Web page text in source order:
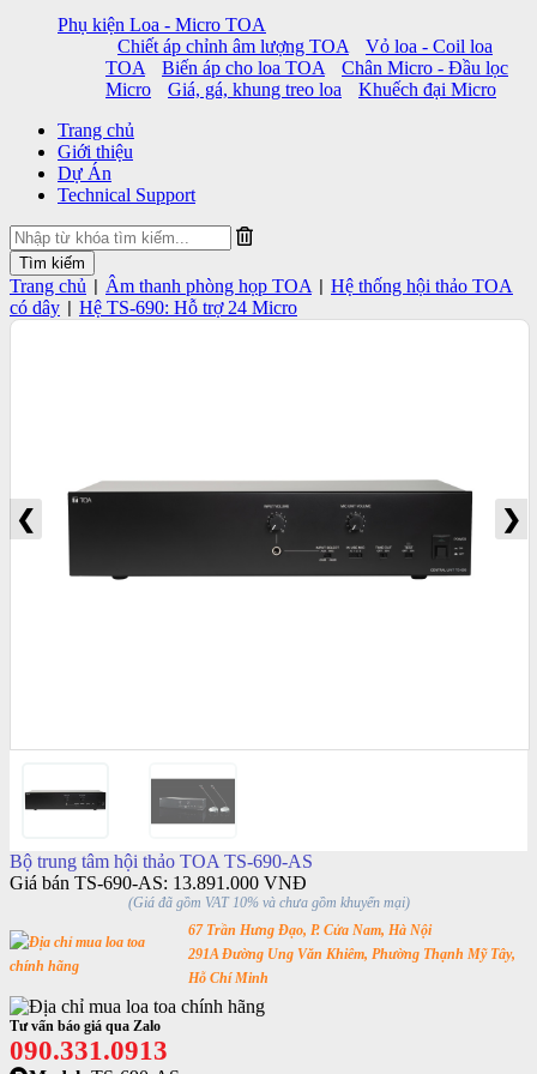
Phụ kiện Loa - Micro TOA
Chiết áp chỉnh âm lượng TOA
Vỏ loa - Coil loa
TOA
Biến áp cho loa TOA
Chân Micro - Đầu lọc
Micro
Giá, gá, khung treo loa
Khuếch đại Micro
Trang chủ
Giới thiệu
Dự Án
Technical Support
Trang chủ Âm thanh phòng họp TOA
Hệ thống hội thảo TOA
có dây
Hệ TS-690: Hỗ trợ 24 Micro
❮ ❯
Bộ trung tâm hội thảo TOA TS-690-AS
Giá bán TS-690-AS: 13.891.000 VNĐ
(Giá đã gồm VAT 10% và chưa gồm khuyến mại)
67 Trần Hưng Đạo, P. Cửa Nam, Hà Nội
291A Đường Ung Văn Khiêm, Phường Thạnh Mỹ Tây,
Hỗ Chí Minh
Tư vấn báo giá qua Zalo
090.331.0913